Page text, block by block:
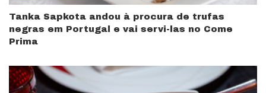
Tanka Sapkota andou à procura de trufas
negras em Portugal e vai servi-las no Come
Prima